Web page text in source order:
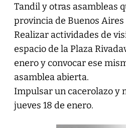
Tandil y otras asambleas
provincia de Buenos
Realizar actividades de
espacio de la Plaza
enero y convocar ese
asamblea abierta.
Impulsar un cacerolazo y
jueves 18 de enero.